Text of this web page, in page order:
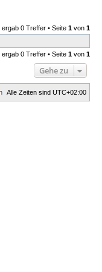
0 Treffer • Seite 1 von 1
0 Treffer • Seite 1 von 1
Gehe zu
Alle Zeiten sind UTC+02:00